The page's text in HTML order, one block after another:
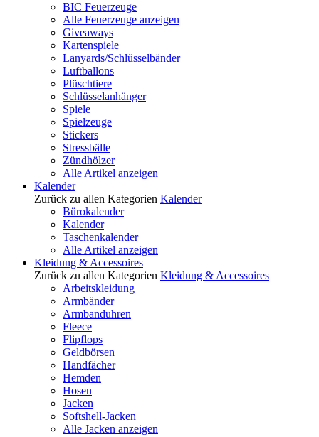
BIC Feuerzeuge
Alle Feuerzeuge anzeigen
Giveaways
Kartenspiele
Lanyards/Schlüsselbänder
Luftballons
Plüschtiere
Schlüsselanhänger
Spiele
Spielzeuge
Stickers
Stressbälle
Zündhölzer
Alle Artikel anzeigen
Kalender
Zurück zu allen Kategorien Kalender
Bürokalender
Kalender
Taschenkalender
Alle Artikel anzeigen
Kleidung & Accessoires
Zurück zu allen Kategorien Kleidung & Accessoires
Arbeitskleidung
Armbänder
Armbanduhren
Fleece
Flipflops
Geldbörsen
Handfächer
Hemden
Hosen
Jacken
Softshell-Jacken
Alle Jacken anzeigen